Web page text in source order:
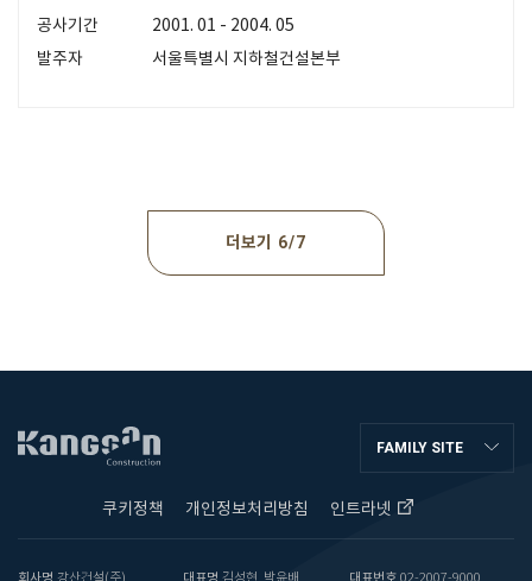
공사기간
2001. 01 - 2004. 05
발주자
서울특별시 지하철건설본부
더보기 6 7
FAMILY SITE
쿠키정책 개인정보처리방침 인트라넷
회사명 강산건설(주) 대표명 김성현, 박윤배 대표번호 02-2007-9000